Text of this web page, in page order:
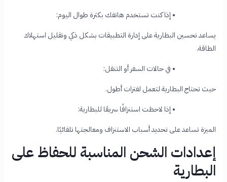
• إذا كنت تستخدم هاتفك بكثرة طوال اليوم:
يساعد تحسين البطارية على إدارة التطبيقات بشكل ذكي وتقليل استهلاك
الطاقة.
• في حالات السفر أو التنقل:
حيث تحتاج البطارية لتعمل لفترات أطول.
• إذا لاحظت استنزافًا سريعًا للبطارية:
الميزة تساعد على تحديد أسباب الاستنزاف ومعالجتها تلقائيًا.
إعدادات الشحن المناسبة للحفاظ على
البطارية